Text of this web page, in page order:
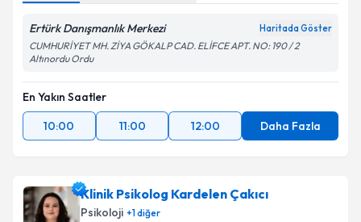
Ertürk Danışmanlık Merkezi Haritada Göster
CUMHURİYET MH. ZİYA GÖKALP CAD. ELİFCE APT. NO: 190 / 2
Altınordu Ordu
En Yakın Saatler
10:00
11:00 12:00 Daha Fazla
Klinik Psikolog Kardelen Çakıcı
Psikoloji +1diğer